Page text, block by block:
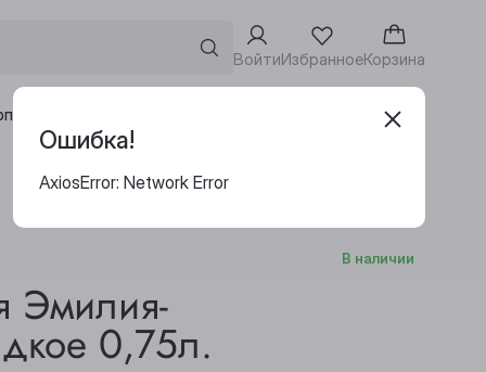
ВойтиИзбранноеКорзина
клиентам Адреса винотек
В наличии
Эмилия-
0,75л.
Ошибка!
AxiosError: Network Error